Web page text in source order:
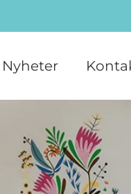
Nyheter